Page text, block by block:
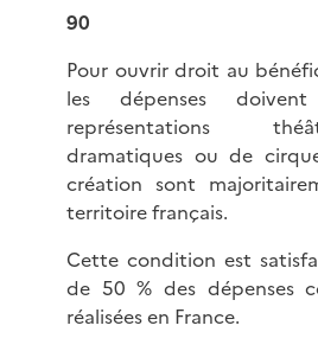
90
Pour ouvrir droit au
les dépenses
représentations
dramatiques ou de
création sont
territoire français.
Cette condition est
de 50 % des dépenses
réalisées en France.